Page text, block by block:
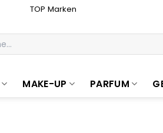
TOP Marken
MAKE-UP PARFUM